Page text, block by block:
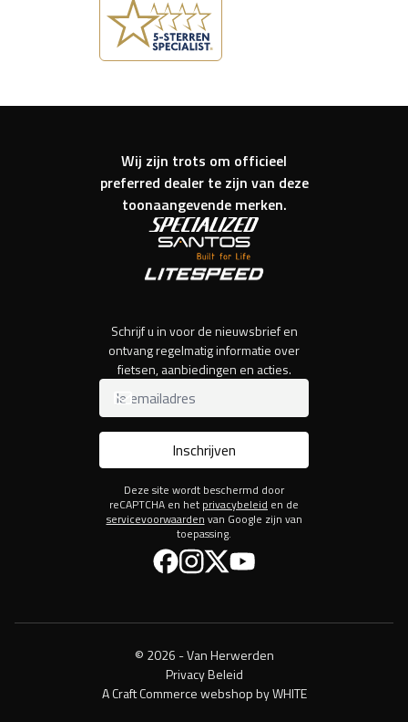
Wij zijn trots om officieel
preferred dealer te zijn van deze
toonaangevende merken.
Schrijf u in voor de nieuwsbrief en
ontvang regelmatig informatie over
fietsen, aanbiedingen en acties.
Inschrijven
Deze site wordt beschermd door
reCAPTCHA en het privacybeleid en de
servicevoorwaarden van Google zijn van
toepassing.
FacebookInstagram
TwitterYouTube
© 2026 - Van Herwerden
Privacy Beleid
A Craft Commerce webshop by WHITE